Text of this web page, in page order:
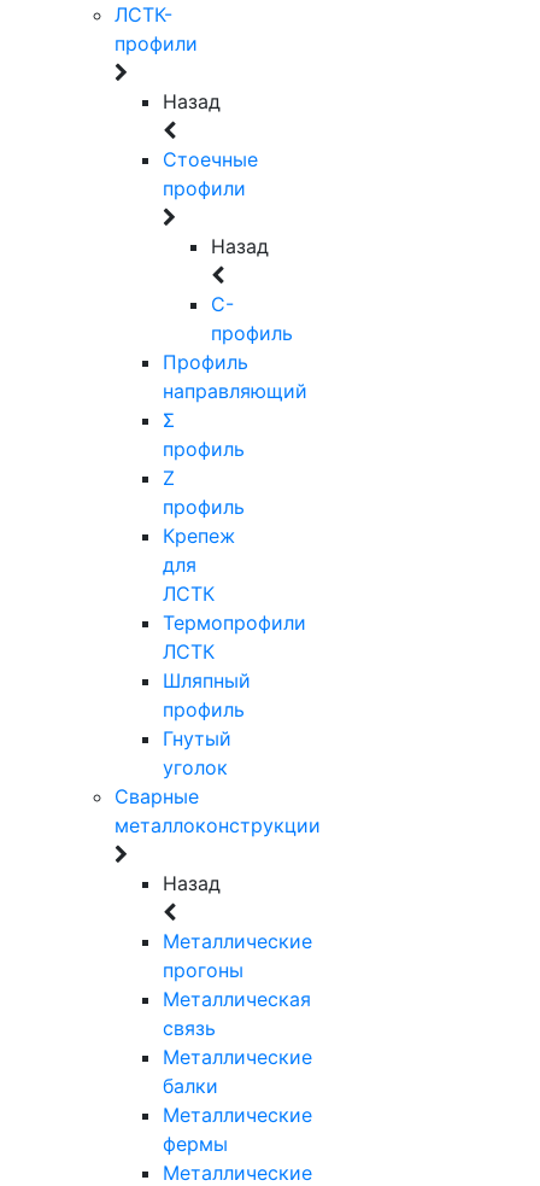
ЛСТК-
профили
Назад
Стоечные
профили
Назад
C-
профиль
Профиль
направляющий
Σ
профиль
Z
профиль
Крепеж
для
ЛСТК
Термопрофили
ЛСТК
Шляпный
профиль
Гнутый
уголок
Сварные
металлоконструкции
Назад
Металлические
прогоны
Металлическая
связь
Металлические
балки
Металлические
фермы
Металлические